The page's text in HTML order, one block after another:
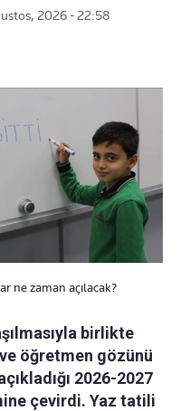
2026 - 22:58
ne zaman açılacak?
birlikte
öğretmen gözünü
2026-2027
çevirdi. Yaz tatili